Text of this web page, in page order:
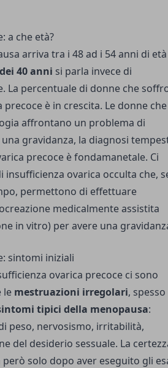
a che età?
arriva tra i 48 ad i 54 anni di età
40 anni si parla invece di
La percentuale di donne che
è in crescita. Le donne che
affrontano un problema di
gravidanza, la diagnosi
precoce è fondamanetale. Ci
ovarica occulta che,
permettono di effettuare
medicalmente assistita
in vitro) per avere una
sintomi iniziali
ovarica precoce ci sono
le mestruazioni irregolari, spesso
tipici della menopausa:
peso, nervosismo, irritabilità,
del desiderio sessuale. La
solo dopo aver eseguito gli